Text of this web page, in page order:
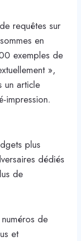
requêtes sur
en
exemples de
»,
un article
impression.
plus
dédiés
de
de
et